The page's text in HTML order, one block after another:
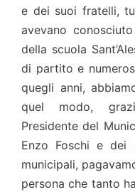
e dei suoi fratelli,
avevano
della scuola
di partito e
quegli anni,
quel modo,
Presidente del
Enzo Foschi e dei
municipali,
persona che tanto